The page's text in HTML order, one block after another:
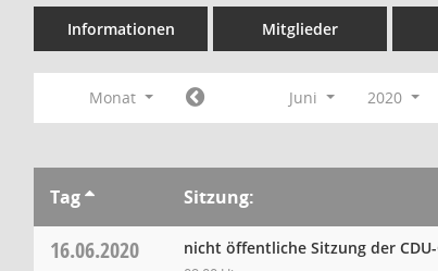
Informationen Mitglieder
Monat Juni 2020
Tag Sitzung:
16.06.2020 nicht öffentliche Sitzung der